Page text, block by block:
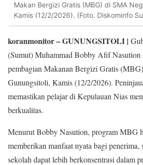
Makan Bergizi Gratis (MBG) di SMA
Kamis (12/2/2026). (Foto. Diskominfo
koranmonitor– GUNUNGSITOLI |
(Sumut) Muhammad Bobby Afif Nasution
pembagian Makanan Bergizi Gratis
Gunungsitoli, Kamis (12/2/2026).
memastikan pelajar di Kepulauan Nias
berkualitas.
Menurut Bobby Nasution, program MBG
memberikan manfaat nyata bagi penerima,
sekolah dapat lebih berkonsentrasi dalam